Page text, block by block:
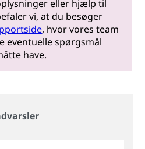
eller hjælp til
vi, at du besøger
, hvor vores team
eventuelle spørgsmål
have.